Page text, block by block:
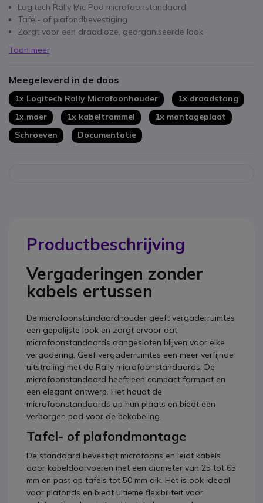
Logitech Rally Mic Pod microfoonstandaard
Tafel- of plafondbevestiging
Zorgt voor een draadloze, georganiseerde look
Toon meer
Meegeleverd in de doos
1x Logitech Rally Microfoonhouder
1x draadstang
1x moer
1x kabeltrommel
1x montageplaat
Schroeven
Documentatie
Productbeschrijving
Vergaderingen zonder
kabels ertussen
De microfoonstandaardhouder geeft vergaderruimtes
een gepolijste look en zorgt ervoor dat
microfoonstandaards aangesloten blijven voor elke
vergadering. Geef vergaderruimtes een meer verfijnde
uitstraling met de Rally microfoonstandaards. De
microfoonstandaard heeft een compact formaat en
een elegant ontwerp. Het houdt de
microfoonstandaards op hun plaats en biedt een
verborgen pad voor de bekabeling.
Tafel- of plafondmontage
De standaard bevestigt microfoons en leidt kabels
door kabeldoorvoeren met een diameter van 25 tot 65
mm en past op tafels tot 50 mm dik. Het is ook ideaal
voor plafonds en biedt ultieme flexibiliteit voor